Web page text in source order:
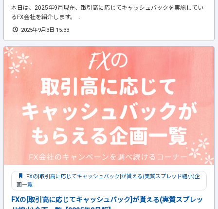
本日は、2025年9月現在、取引高に応じてキャッシュバックを実施してい
るFX会社を紹介します。 ...
2025年9月3日 15:33
FXの[取引高に応じてキャッシュバック]が貰える(実質スプレッド縮小)企
画一覧
FXの[取引高に応じてキャッシュバック]が貰える(実質スプレッ